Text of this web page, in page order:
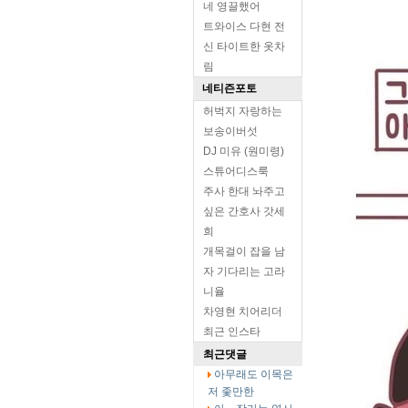
네 영끌했어
트와이스 다현 전
신 타이트한 옷차
림
네티즌포토
허벅지 자랑하는
보송이버섯
DJ 미유 (원미령)
스튜어디스룩
주사 한대 놔주고
싶은 간호사 갓세
희
개목걸이 잡을 남
자 기다리는 고라
니율
차영현 치어리더
최근 인스타
최근댓글
아무래도 이목은
저 좇만한